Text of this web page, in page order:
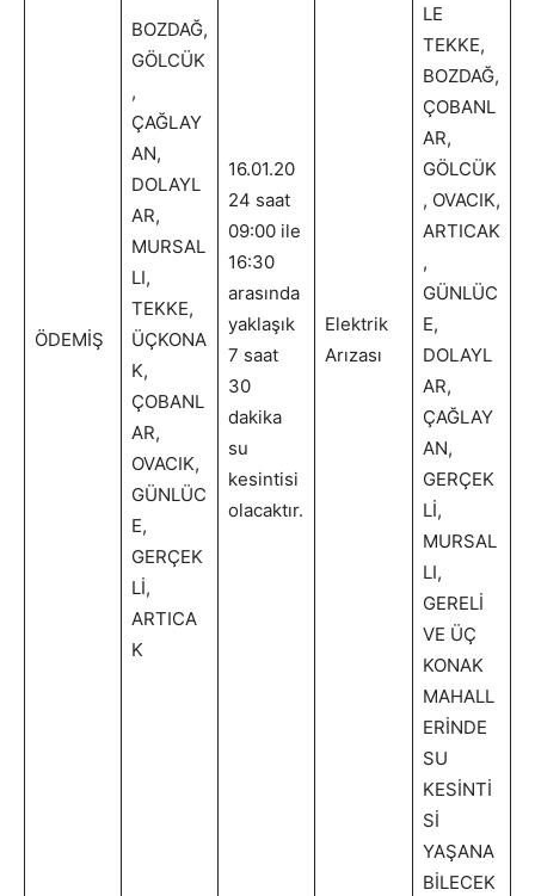
ÖDEMİŞ
BOZDAĞ,
GÖLCÜK
,
ÇAĞLAY
AN,
DOLAYL
AR,
MURSAL
LI,
TEKKE,
ÜÇKONA
K,
ÇOBANL
AR,
OVACIK,
GÜNLÜC
E,
GERÇEK
Lİ,
ARTICA
K
16.01.20
24 saat
09:00 ile
16:30
arasında
yaklaşık
7 saat
30
dakika
su
kesintisi
olacaktır.
Elektrik
Arızası
LE
TEKKE,
BOZDAĞ,
ÇOBANL
AR,
GÖLCÜK
, OVACIK,
ARTICAK
,
GÜNLÜC
E,
DOLAYL
AR,
ÇAĞLAY
AN,
GERÇEK
Lİ,
MURSAL
LI,
GERELİ
VE ÜÇ
KONAK
MAHALL
ERİNDE
SU
KESİNTİ
Sİ
YAŞANA
BİLECEK